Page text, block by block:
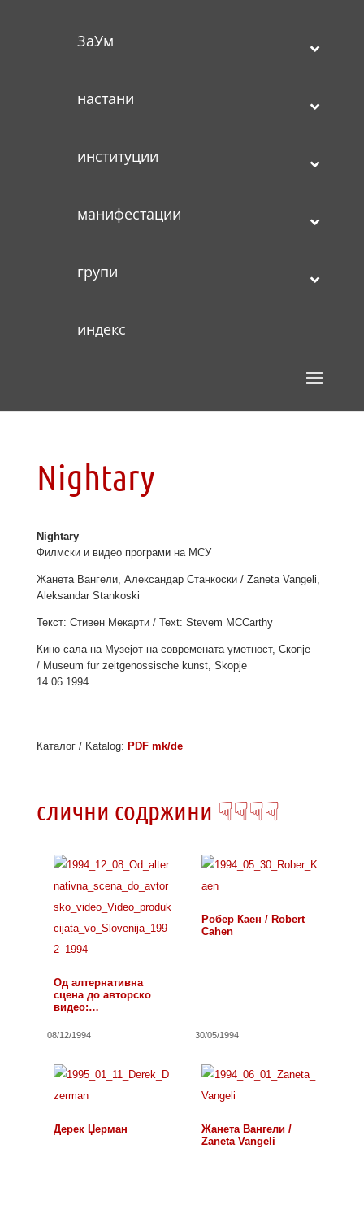
ЗаУм
настани
институции
манифестации
групи
индекс
Nightary
Nightary
Филмски и видео програми на МСУ
Жанета Вангели, Александар Станкоски / Zaneta Vangeli,
Aleksandar Stankoski
Текст: Стивен Мекарти / Text: Stevem MCCarthy
Кино сала на Музејот на современата уметност, Скопје
/ Museum fur zeitgenossische kunst, Skopje
14.06.1994
Каталог / Katalog: PDF mk/de
слични содржини ☟☟☟☟
Од алтернативна
сцена до авторско
видео:…
08/12/1994
Робер Каен / Robert
Cahen
30/05/1994
Дерек Џерман
Жанета Вангели /
Zaneta Vangeli